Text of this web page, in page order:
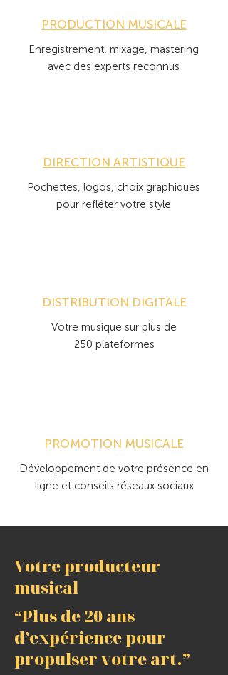
PRODUCTION MUSICALE
Enregistrement, mixage, mastering
avec des experts reconnus
DIRECTION ARTISTIQUE
Pochettes, logos, choix graphiques
pour refléter votre style
DISTRIBUTION DIGITALE
Votre musique sur plus de
250 plateformes
PROMOTION MUSICALE
Développement de votre présence en
ligne et conseils réseaux sociaux
Votre producteur
musical
“Plus de 20 ans
d’expérience pour
propulser votre art.”